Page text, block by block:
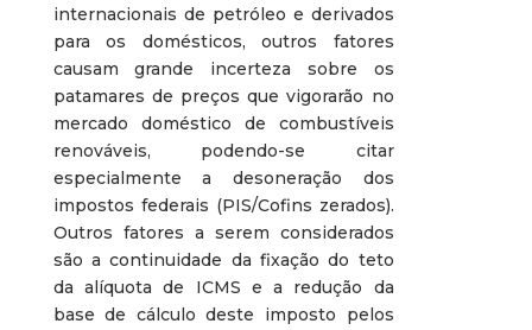
internacionais de petróleo e derivados
para os domésticos, outros fatores
causam grande incerteza sobre os
patamares de preços que vigorarão no
mercado doméstico de combustíveis
renováveis, podendo-se citar
especialmente a desoneração dos
impostos federais (PIS/Cofins zerados).
Outros fatores a serem considerados
são a continuidade da fixação do teto
da alíquota de ICMS e a redução da
base de cálculo deste imposto pelos